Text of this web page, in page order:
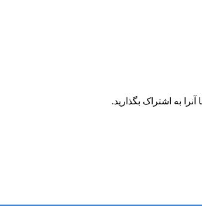
به اشتراک بگذاريد.